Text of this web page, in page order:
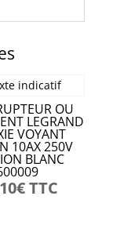
OU
LEGRAND
VOYANT
10AX 250V
BLANC
€TTC